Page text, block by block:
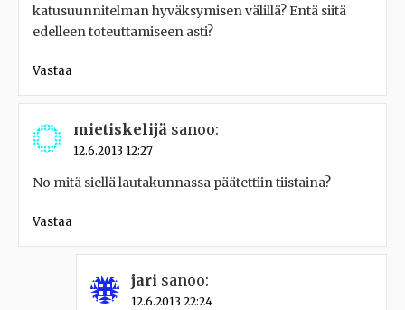
katusuunnitelman hyväksymisen välillä? Entä siitä
edelleen toteuttamiseen asti?
Vastaa
mietiskelijä sanoo:
12.6.2013 12:27
No mitä siellä lautakunnassa päätettiin tiistaina?
Vastaa
jari sanoo:
12.6.2013 22:24